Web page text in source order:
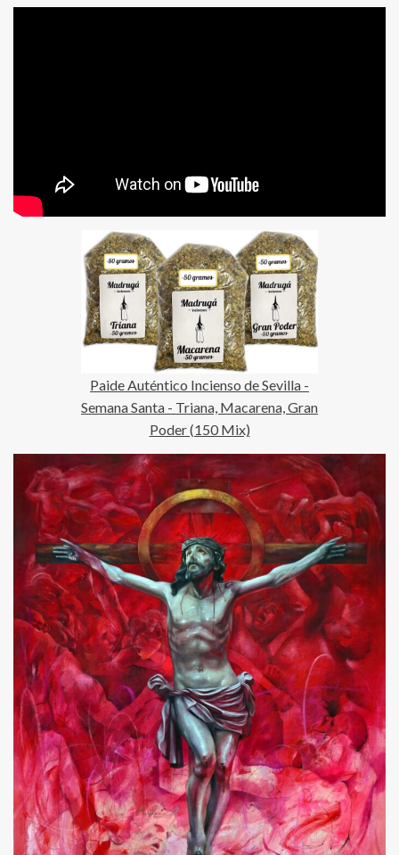
Paide Auténtico Incienso de Sevilla -
Semana Santa - Triana, Macarena, Gran
Poder (150 Mix)